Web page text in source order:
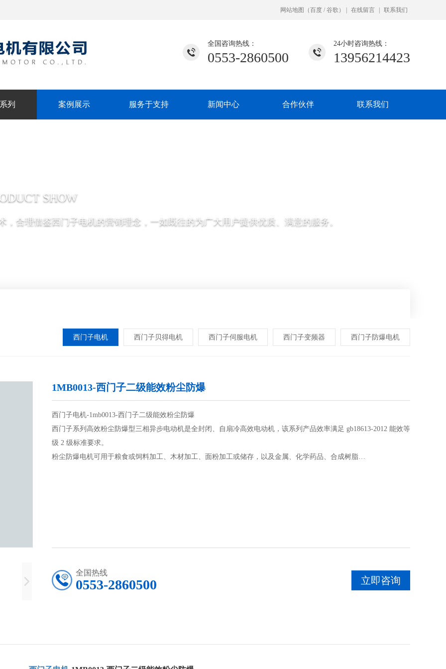
网站地图 （百度 / 谷歌 ） 在线留言 联系我们
24小时咨询热线：
13956214423
全国咨询热线：
0553-2860500
列 案例展示 服务于支持 新闻中心 合作伙伴 联系我们
SHOW
，合理借鉴西门子电机的营销理念，一如既往的为广大用户提供优质、满意的服务。
西门子电机 西门子贝得电机 西门子伺服电机 西门子变频器 西门子防爆电机
1MB0013-西门子二级能效粉尘防爆
西门子电机-1mb0013-西门子二级能效粉尘防爆
西门子系列高效粉尘防爆型三相异步电动机是全封闭、自扇冷高效电动机，该系列产品效率满足 gb18613-2012 能效等
级 2 级标准要求。
粉尘防爆电机可用于粮食或饲料加工、木材加工、面粉加工或储存，以及金属、化学药品、合成树脂…
立即咨询
全国热线
0553-2860500